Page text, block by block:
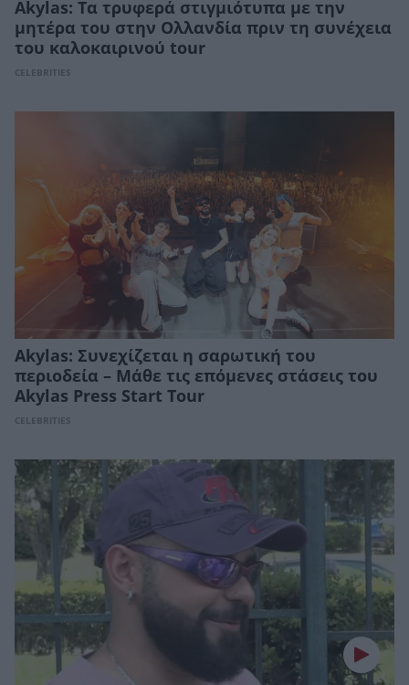
Akylas: Τα τρυφερά στιγμιότυπα με την
μητέρα του στην Ολλανδία πριν τη συνέχεια
του καλοκαιρινού tour
CELEBRITIES
Akylas: Συνεχίζεται η σαρωτική του
περιοδεία – Μάθε τις επόμενες στάσεις του
Akylas Press Start Tour
CELEBRITIES